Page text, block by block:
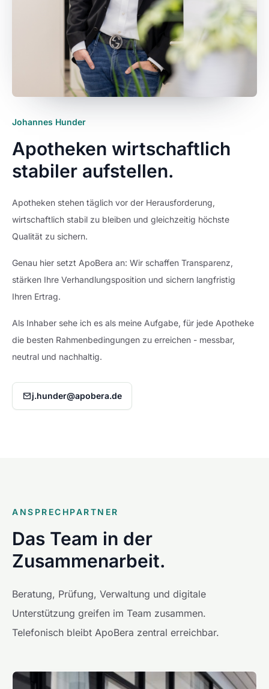
Johannes Hunder
Apotheken wirtschaftlich
stabiler aufstellen.
Apotheken stehen täglich vor der Herausforderung,
wirtschaftlich stabil zu bleiben und gleichzeitig höchste
Qualität zu sichern.
Genau hier setzt ApoBera an: Wir schaffen Transparenz,
stärken Ihre Verhandlungsposition und sichern langfristig
Ihren Ertrag.
Als Inhaber sehe ich es als meine Aufgabe, für jede Apotheke
die besten Rahmenbedingungen zu erreichen - messbar,
neutral und nachhaltig.
j.hunder@apobera.de
ANSPRECHPARTNER
Das Team in der
Zusammenarbeit.
Beratung, Prüfung, Verwaltung und digitale
Unterstützung greifen im Team zusammen.
Telefonisch bleibt ApoBera zentral erreichbar.